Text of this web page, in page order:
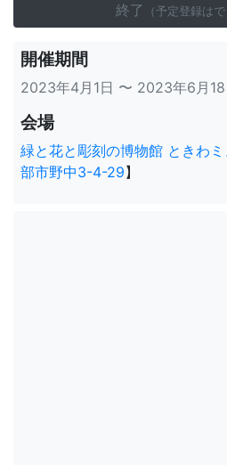
終了 （予定登録は
開催期間
2023年4月1日 〜 2023年6月
会場
緑と花と彫刻の博物館 ときわ
部市野中3-4-29】